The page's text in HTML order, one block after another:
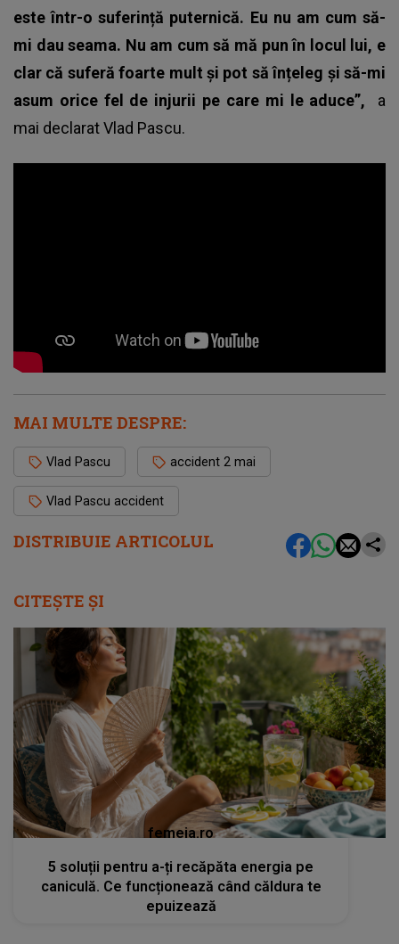
DISTRIBUIE ARTICOLUL
este într-o suferință puternică. Eu nu am cum să-
mi dau seama. Nu am cum să mă pun în locul lui, e
clar că suferă foarte mult și pot să înțeleg și să-mi
asum orice fel de injurii pe care mi le aduce”, a
mai declarat Vlad Pascu.
MAI MULTE DESPRE:
Vlad Pascu accident 2 mai
Vlad Pascu accident
CITEȘTE ȘI
femeia.ro
5 soluții pentru a-ți recăpăta energia pe
caniculă. Ce funcționează când căldura te
epuizează